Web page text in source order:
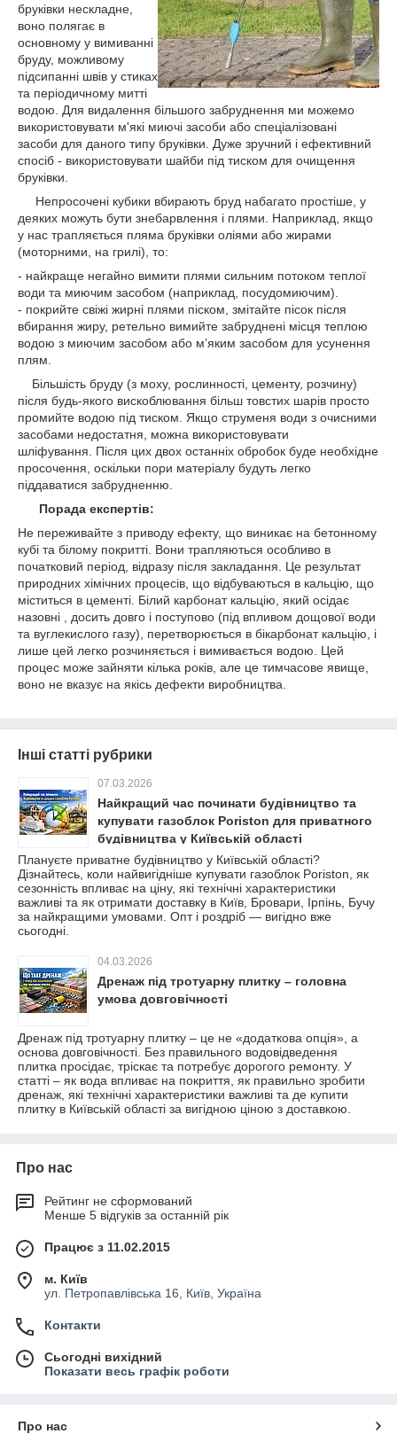
бруківки нескладне,
воно полягає в
основному у вимиванні
бруду, можливому
підсипанні швів у стиках
та періодичному митті
водою. Для видалення більшого забруднення ми можемо
використовувати м'які миючі засоби або спеціалізовані
засоби для даного типу бруківки. Дуже зручний і ефективний
спосіб - використовувати шайби під тиском для очищення
бруківки.
Непросочені кубики вбирають бруд набагато простіше, у
деяких можуть бути знебарвлення і плями. Наприклад, якщо
у нас трапляється пляма бруківки оліями або жирами
(моторними, на грилі), то:
- найкраще негайно вимити плями сильним потоком теплої
води та миючим засобом (наприклад, посудомиючим).
- покрийте свіжі жирні плями піском, змітайте пісок після
вбирання жиру, ретельно вимийте забруднені місця теплою
водою з миючим засобом або м’яким засобом для усунення
плям.
Більшість бруду (з моху, рослинності, цементу, розчину)
після будь-якого вискоблювання більш товстих шарів просто
промийте водою під тиском. Якщо струменя води з очисними
засобами недостатня, можна використовувати
шліфування. Після цих двох останніх обробок буде необхідне
просочення, оскільки пори матеріалу будуть легко
піддаватися забрудненню.
Порада експертів:
Не переживайте з приводу ефекту, що виникає на бетонному
кубі та білому покритті. Вони трапляються особливо в
початковий період, відразу після закладання. Це результат
природних хімічних процесів, що відбуваються в кальцію, що
міститься в цементі. Білий карбонат кальцію, який осідає
назовні , досить довго і поступово (під впливом дощової води
та вуглекислого газу), перетворюється в бікарбонат кальцію, і
лише цей легко розчиняється і вимивається водою. Цей
процес може зайняти кілька років, але це тимчасове явище,
воно не вказує на якісь дефекти виробництва.
Інші статті рубрики
07.03.2026
Найкращий час починати будівництво та
купувати газоблок Poriston для приватного
будівництва у Київській області
Плануєте приватне будівництво у Київській області?
Дізнайтесь, коли найвигідніше купувати газоблок Poriston, як
сезонність впливає на ціну, які технічні характеристики
важливі та як отримати доставку в Київ, Бровари, Ірпінь, Бучу
за найкращими умовами. Опт і роздріб — вигідно вже
сьогодні.
04.03.2026
Дренаж під тротуарну плитку – головна
умова довговічності
Дренаж під тротуарну плитку – це не «додаткова опція», а
основа довговічності. Без правильного водовідведення
плитка просідає, тріскає та потребує дорогого ремонту. У
статті – як вода впливає на покриття, як правильно зробити
дренаж, які технічні характеристики важливі та де купити
плитку в Київській області за вигідною ціною з доставкою.
Про нас
Рейтинг не сформований
Менше 5 відгуків за останній рік
Працює з 11.02.2015
м. Київ
ул. Петропавлівська 16, Київ, Україна
Контакти
Сьогодні вихідний
Показати весь графік роботи
Про нас